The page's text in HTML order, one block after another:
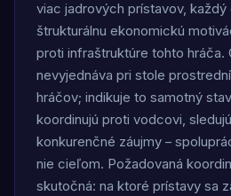
viac jadrových prístavov, každý
štrukturálnu ekonomickú
proti infraštruktúre tohto hráča.
nevyjednáva pri stole
hráčov; indikuje to samotný
koordinujú proti vodcovi,
konkurenčné záujmy –
nie cieľom. Požadovaná
skutočná: na ktoré prístavy sa